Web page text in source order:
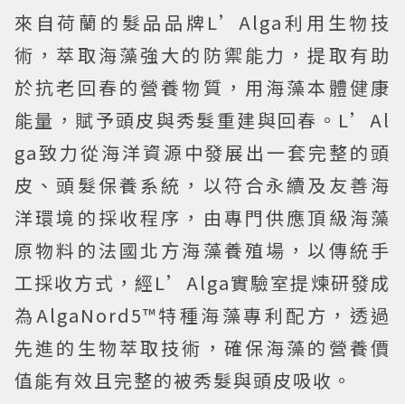
來自荷蘭的髮品品牌L’Alga利用生物技
術，萃取海藻強大的防禦能力，提取有助
於抗老回春的營養物質，用海藻本體健康
能量，賦予頭皮與秀髮重建與回春。L’Al
ga致力從海洋資源中發展出一套完整的頭
皮、頭髮保養系統，以符合永續及友善海
洋環境的採收程序，由專門供應頂級海藻
原物料的法國北方海藻養殖場，以傳統手
工採收方式，經L’Alga實驗室提煉研發成
為AlgaNord5™特種海藻專利配方，透過
先進的生物萃取技術，確保海藻的營養價
值能有效且完整的被秀髮與頭皮吸收。